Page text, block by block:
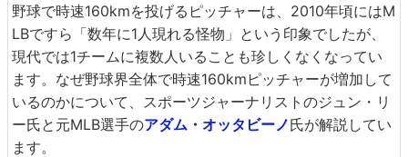
野球で時速160kmを投げるピッチャーは、2010年頃にはM
LBですら「数年に1人現れる怪物」という印象でしたが、
現代では1チームに複数人いることも珍しくなくなってい
ます。なぜ野球界全体で時速160kmピッチャーが増加して
いるのかについて、スポーツジャーナリストのジュン・リ
ー氏と元MLB選手のアダム・オッタビーノ氏が解説してい
ます。